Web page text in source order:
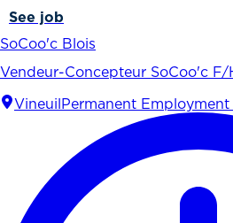
See job
SoCoo'c Blois
Vendeur-Concepteur SoCoo'c F/
Vineuil Permanent